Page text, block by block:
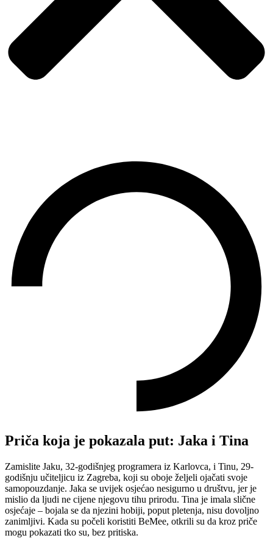
Priča koja je pokazala put: Jaka i Tina
Zamislite Jaku, 32-godišnjeg programera iz Karlovca, i Tinu, 29-
godišnju učiteljicu iz Zagreba, koji su oboje željeli ojačati svoje
samopouzdanje. Jaka se uvijek osjećao nesigurno u društvu, jer je
mislio da ljudi ne cijene njegovu tihu prirodu. Tina je imala slične
osjećaje – bojala se da njezini hobiji, poput pletenja, nisu dovoljno
zanimljivi. Kada su počeli koristiti BeMee, otkrili su da kroz priče
mogu pokazati tko su, bez pritiska.